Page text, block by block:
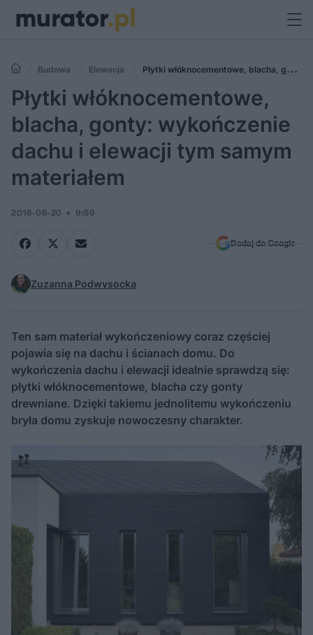
Budowa Elewacja
Płytki włóknocementowe, blacha, gonty:
wykończenie dachu i elewacji tym samym materiałem
Płytki włóknocementowe,
blacha, gonty: wykończenie
dachu i elewacji tym samym
materiałem
2018-06-20 9:59
Dodaj do Google
Zuzanna Podwysocka
Ten sam materiał wykończeniowy coraz częściej
pojawia się na dachu i ścianach domu. Do
wykończenia dachu i elewacji idealnie sprawdzą się:
płytki włóknocementowe, blacha czy gonty
drewniane. Dzięki takiemu jednolitemu wykończeniu
bryła domu zyskuje nowoczesny charakter.